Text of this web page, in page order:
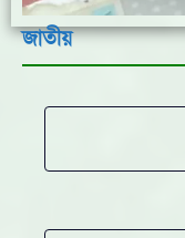
জাতীয়